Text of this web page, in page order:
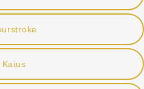
Kaius